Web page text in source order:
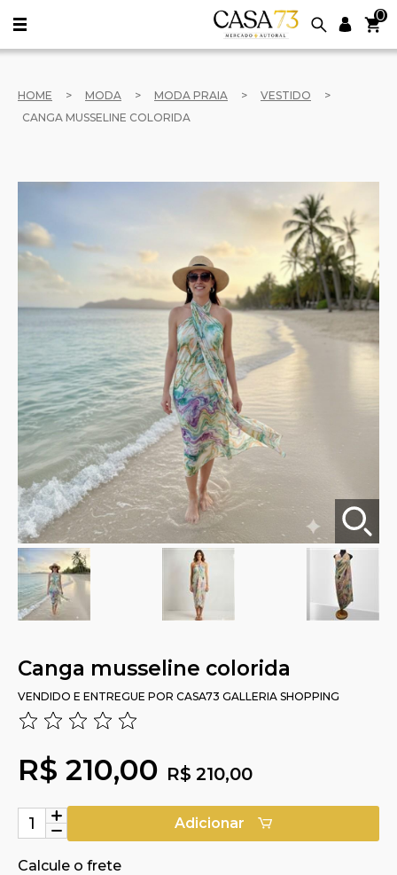
0
HOME > MODA > MODA PRAIA > VESTIDO
>
CANGA MUSSELINE COLORIDA
Canga musseline colorida
VENDIDO E ENTREGUE POR CASA73 GALLERIA SHOPPING
R$ 210,00 R$ 210,00
Adicionar
Calcule o frete